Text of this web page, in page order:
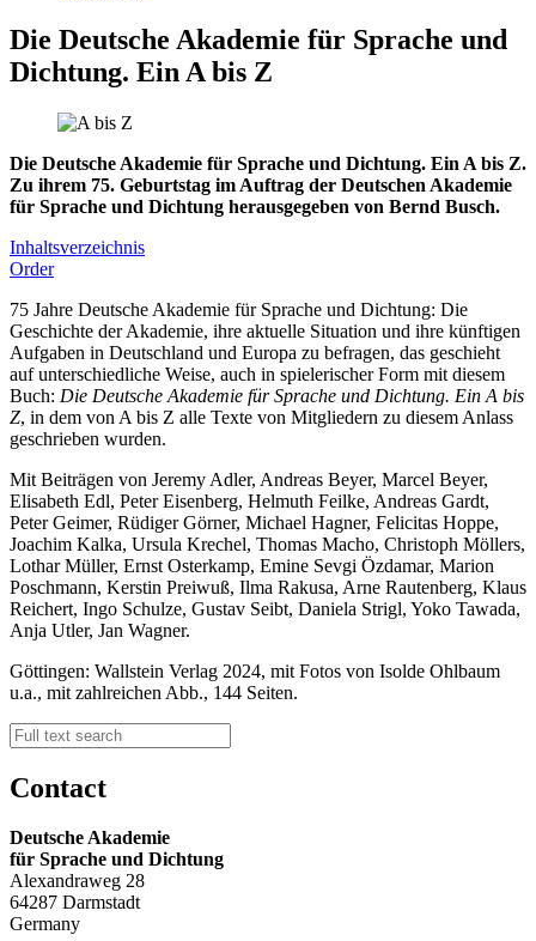
Die Deutsche Akademie für Sprache und
Dichtung. Ein A bis Z
Die Deutsche Akademie für Sprache und Dichtung. Ein A bis Z.
Zu ihrem 75. Geburtstag im Auftrag der Deutschen Akademie
für Sprache und Dichtung herausgegeben von Bernd Busch.
Inhaltsverzeichnis
Order
75 Jahre Deutsche Akademie für Sprache und Dichtung: Die
Geschichte der Akademie, ihre aktuelle Situation und ihre künftigen
Aufgaben in Deutschland und Europa zu befragen, das geschieht
auf unterschiedliche Weise, auch in spielerischer Form mit diesem
Buch: Die Deutsche Akademie für Sprache und Dichtung. Ein A bis
Z, in dem von A bis Z alle Texte von Mitgliedern zu diesem Anlass
geschrieben wurden.
Mit Beiträgen von Jeremy Adler, Andreas Beyer, Marcel Beyer,
Elisabeth Edl, Peter Eisenberg, Helmuth Feilke, Andreas Gardt,
Peter Geimer, Rüdiger Görner, Michael Hagner, Felicitas Hoppe,
Joachim Kalka, Ursula Krechel, Thomas Macho, Christoph Möllers,
Lothar Müller, Ernst Osterkamp, Emine Sevgi Özdamar, Marion
Poschmann, Kerstin Preiwuß, Ilma Rakusa, Arne Rautenberg, Klaus
Reichert, Ingo Schulze, Gustav Seibt, Daniela Strigl, Yoko Tawada,
Anja Utler, Jan Wagner.
Göttingen: Wallstein Verlag 2024, mit Fotos von Isolde Ohlbaum
u.a., mit zahlreichen Abb., 144 Seiten.
Contact
Deutsche Akademie
für Sprache und Dichtung
Alexandraweg 28
64287 Darmstadt
Germany